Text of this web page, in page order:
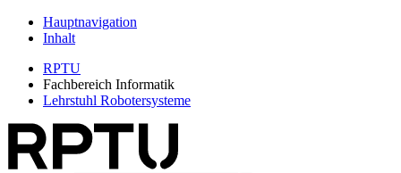
Hauptnavigation
Inhalt
RPTU
Fachbereich Informatik
Lehrstuhl Robotersysteme